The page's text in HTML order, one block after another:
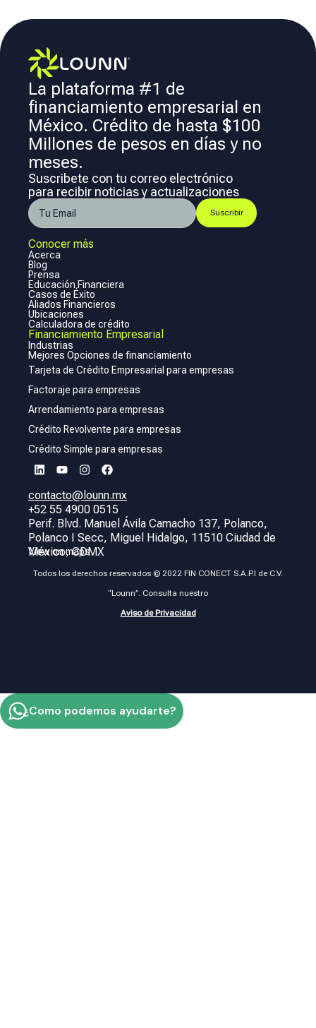
La plataforma #1 de
financiamiento empresarial en
México. Crédito de hasta $100
Millones de pesos en días y no
meses.
Suscribete con tu correo electrónico
para recibir noticias y actualizaciones
Conocer más
Acerca
Blog
Prensa
Educación Financiera
Casos de Éxito
Aliados Financieros
Ubicaciones
Calculadora de crédito
Financiamiento Empresarial
Industrias
Mejores Opciones de financiamiento
Tarjeta de Crédito Empresarial para empresas
Factoraje para empresas
Arrendamiento para empresas
Crédito Revolvente para empresas
Crédito Simple para empresas
contacto@lounn.mx
+52 55 4900 0515
Perif. Blvd. Manuel Ávila Camacho 137, Polanco,
Polanco I Secc, Miguel Hidalgo, 11510 Ciudad de
México, CDMX
View on maps
Todos los derechos reservados © 2022 FIN CONECT S.A.P.I de C.V.
“Lounn”. Consulta nuestro
Aviso de Privacidad
¿Como podemos ayudarte?